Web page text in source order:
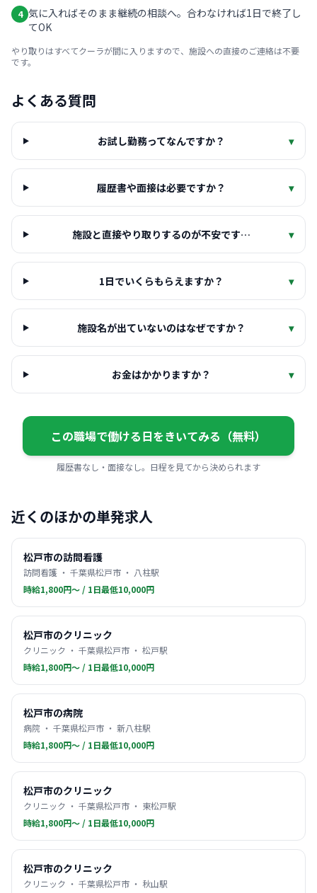
4 気に入ればそのまま継続の相談へ。合わなければ1日で終了し
てOK
やり取りはすべてクーラが間に入りますので、施設への直接のご連絡は不要
です。
よくある質問
お試し勤務ってなんですか？ ▾
履歴書や面接は必要ですか？ ▾
施設と直接やり取りするのが不安です… ▾
1日でいくらもらえますか？ ▾
施設名が出ていないのはなぜですか？ ▾
お金はかかりますか？ ▾
この職場で働ける日をきいてみる（無料）
履歴書なし・面接なし。日程を見てから決められます
近くのほかの単発求人
松戸市の訪問看護
訪問看護 ・ 千葉県松戸市 ・ 八柱駅
時給1,800円〜 / 1日最低10,000円
松戸市のクリニック
クリニック ・ 千葉県松戸市 ・ 松戸駅
時給1,800円〜 / 1日最低10,000円
松戸市の病院
病院 ・ 千葉県松戸市 ・ 新八柱駅
時給1,800円〜 / 1日最低10,000円
松戸市のクリニック
クリニック ・ 千葉県松戸市 ・ 東松戸駅
時給1,800円〜 / 1日最低10,000円
松戸市のクリニック
クリニック ・ 千葉県松戸市 ・ 秋山駅